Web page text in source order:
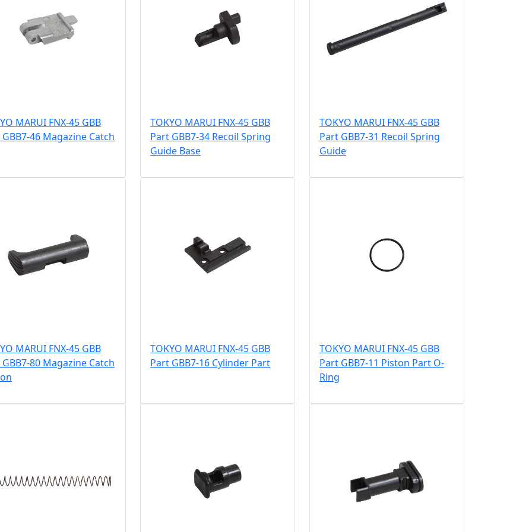
MARUI FNX-45 GBB
46 Magazine Catch
TOKYO MARUI FNX-45 GBB
Part GBB7-34 Recoil Spring
Guide Base
TOKYO MARUI FNX-45 GBB
Part GBB7-31 Recoil Spring
Guide
MARUI FNX-45 GBB
80 Magazine Catch
TOKYO MARUI FNX-45 GBB
Part GBB7-16 Cylinder Part
TOKYO MARUI FNX-45 GBB
Part GBB7-11 Piston Part O-
Ring